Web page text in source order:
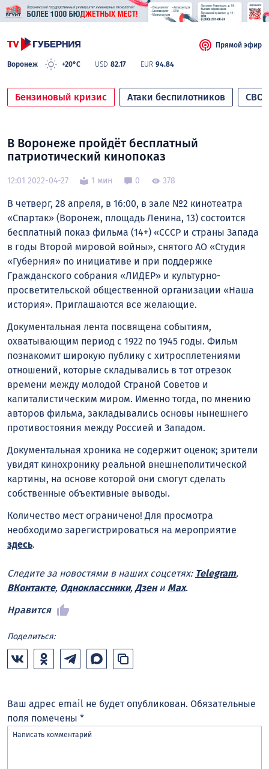
Воронеж +20°C USD 82.17 EUR 94.84
Прямой эфир
Бензиновый кризис Атаки беспилотников СВО
В Воронеже пройдёт бесплатный
патриотический кинопоказ
12:01 2022-04-27 1 мин 0 378
В четверг, 28 апреля, в 16:00, в зале №2 кинотеатра
«Спартак» (Воронеж, площадь Ленина, 13) состоится
бесплатный показ фильма (14+) «СССР и страны Запада
в годы Второй мировой войны», снятого АО «Студия
«Губерния» по инициативе и при поддержке
Гражданского собрания «ЛИДЕР» и культурно-
просветительской общественной организации «Наша
история». Приглашаются все желающие.
Документальная лента посвящена событиям,
охватывающим период с 1922 по 1945 годы. Фильм
познакомит широкую публику с хитросплетениями
отношений, которые складывались в тот отрезок
времени между молодой Страной Советов и
капиталистическим миром. Именно тогда, по мнению
авторов фильма, закладывались основы нынешнего
противостояния между Россией и Западом.
Документальная хроника не содержит оценок; зрители
увидят кинохронику реальной внешнеполитической
картины, на основе которой они смогут сделать
собственные объективные выводы.
Количество мест ограничено! Для просмотра
необходимо зарегистрироваться на мероприятие
здесь.
Следите за новостями в наших соцсетях: Telegram,
ВКонтакте, Одноклассники, Дзени Max.
Нравится
Поделиться:
Ваш адрес email не будет опубликован. Обязательные
поля помечены *